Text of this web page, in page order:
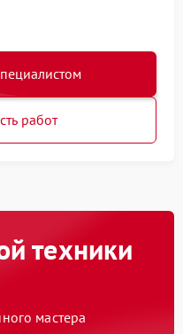
работ
техники
мастера